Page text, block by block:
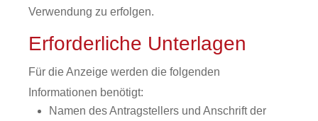
Verwendung zu erfolgen.
Erforderliche Unterlagen
Für die Anzeige werden die folgenden
Informationen benötigt:
Namen des Antragstellers und Anschrift der